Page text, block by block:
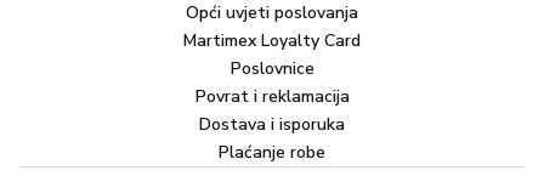
Opći uvjeti poslovanja
Martimex Loyalty Card
Poslovnice
Povrat i reklamacija
Dostava i isporuka
Plaćanje robe